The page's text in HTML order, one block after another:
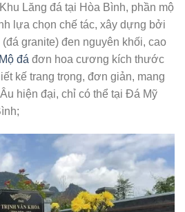
Lăng đá tại Hòa Bình, phần mộ
lựa chọn chế tác, xây dựng bởi
granite) đen nguyên khối, cao
Mộ đá đơn hoa cương kích thước
kế trang trọng, đơn giản, mang
hiện đại, chỉ có thể tại Đá Mỹ